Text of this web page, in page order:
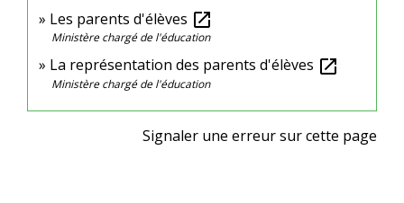
Les parents d'élèves open_in_new
Ministère chargé de l'éducation
La représentation des parents d'élèves open_in_new
Ministère chargé de l'éducation
Signaler une erreur sur cette page